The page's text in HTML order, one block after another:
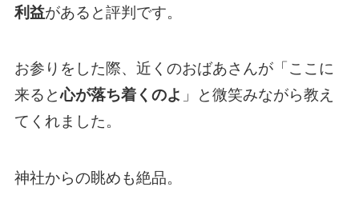
利益があると評判です。
お参りをした際、近くのおばあさんが「ここに
来ると心が落ち着くのよ 」と微笑みながら教え
てくれました。
神社からの眺めも絶品。